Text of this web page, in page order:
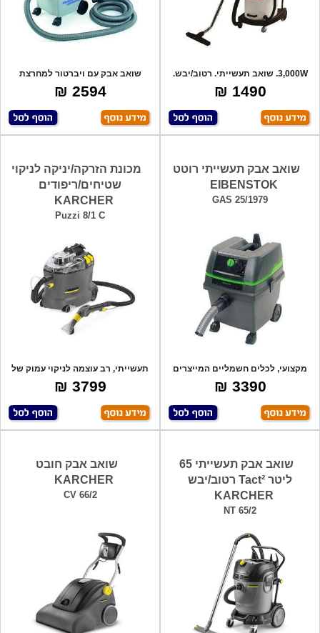
3,000W. שואב תעשייתי. רטוב/יבש.
מיכל פ
1490 ₪
שואב אבק עם ויברטור למחרצת
קירות, 25 ליט
2594 ₪
שואב אבק תעשייתי רוטט
EIBENSTOK
GAS 25/1979
מקצועי, לכלים חשמליים המייצרים
אבק ולנוז
3390 ₪
מכונת הזרקה/יניקה לניקוי
שטיחים/ריפודים
KARCHER
Puzzi 8/1 C
תעשייתי, רב עוצמה לניקוי עמוק של
ספות, ש
3799 ₪
שואב אבק תעשייתי 65
ליטר Tact² רטוב/יבש
KARCHER
NT 65/2
שואב אבק חובט
KARCHER
CV 66/2